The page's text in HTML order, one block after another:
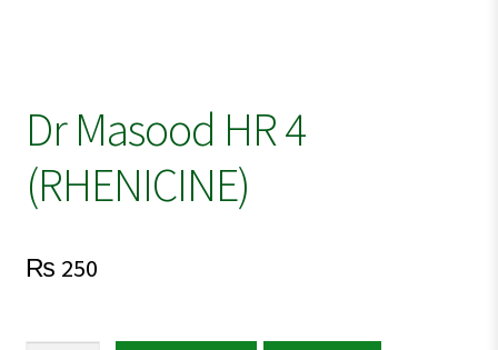
Dr Masood HR 4
(RHENICINE)
₨ 250